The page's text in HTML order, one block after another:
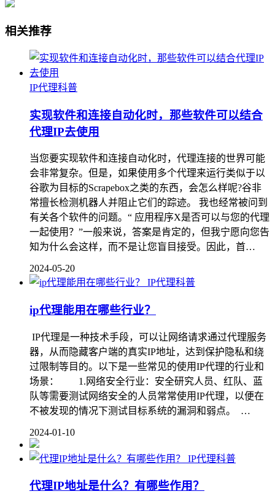
相关推荐
IP代理科普
实现软件和连接自动化时，那些软件可以结合
代理IP去使用
当您要实现软件和连接自动化时，代理连接的世界可能
会非常复杂。但是，如果使用多个代理来运行类似于以
谷歌为目标的Scrapebox之类的东西，会怎么样呢?谷非
常擅长检测机器人并阻止它们的踪迹。 我也经常被问到
有关各个软件的问题。“ 应用程序X是否可以与您的代理
一起使用？”一般来说，答案是肯定的，但我宁愿向您告
知为什么会这样，而不是让您盲目接受。因此，首…
2024-05-20
IP代理科普
ip代理能用在哪些行业？
IP代理是一种技术手段，可以让网络请求通过代理服务
器，从而隐藏客户端的真实IP地址，达到保护隐私和绕
过限制等目的。以下是一些常见的使用IP代理的行业和
场景： 1.网络安全行业：安全研究人员、红队、蓝
队等需要测试网络安全的人员常常使用IP代理，以便在
不被发现的情况下测试目标系统的漏洞和弱点。 …
2024-01-10
IP代理科普
代理IP地址是什么？有哪些作用？